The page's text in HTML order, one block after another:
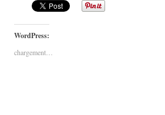
WordPress:
chargement…